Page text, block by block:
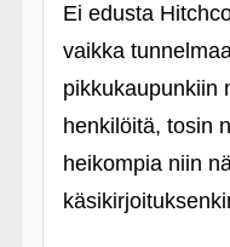
Ei edusta
vaikka
pikkukaupunkiin
henkilöitä, tosin
heikompia niin